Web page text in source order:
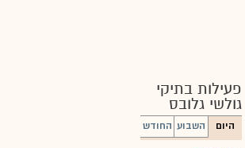
פעילות בתיקי
גולשי גלובס
היום השבוע החודש